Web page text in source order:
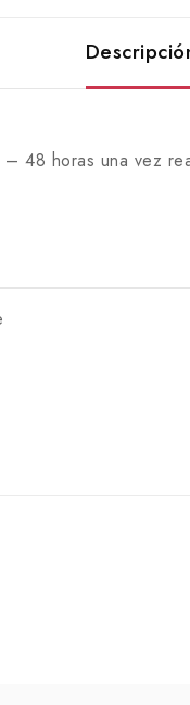
48 horas una vez